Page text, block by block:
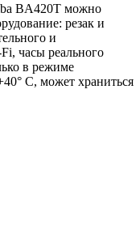
BA420T можно
резак и
и
часы реального
в режиме
C, может храниться